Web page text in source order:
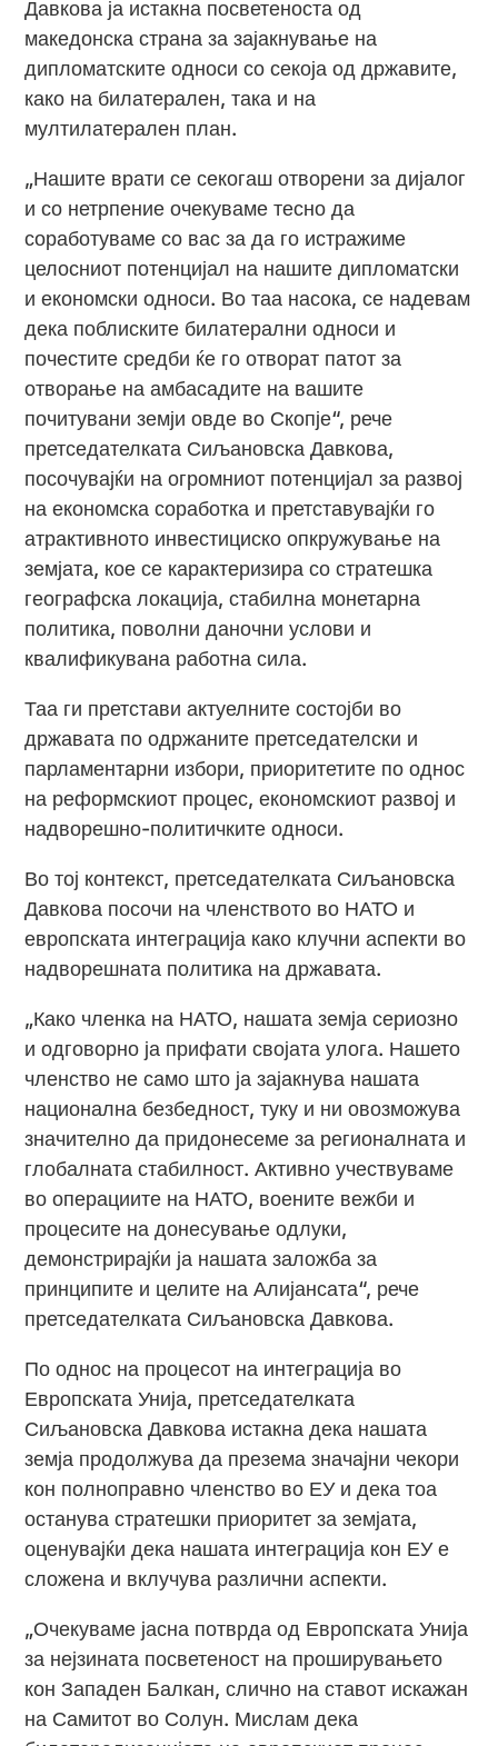
Давкова ја истакна посветеноста од
македонска страна за зајакнување на
дипломатските односи со секоја од државите,
како на билатерален, така и на
мултилатерален план.
„Нашите врати се секогаш отворени за дијалог
и со нетрпение очекуваме тесно да
соработуваме со вас за да го истражиме
целосниот потенцијал на нашите дипломатски
и економски односи. Во таа насока, се надевам
дека поблиските билатерални односи и
почестите средби ќе го отворат патот за
отворање на амбасадите на вашите
почитувани земји овде во Скопје“, рече
претседателката Сиљановска Давкова,
посочувајќи на огромниот потенцијал за развој
на економска соработка и претставувајќи го
атрактивното инвестициско опкружување на
земјата, кое се карактеризира со стратешка
географска локација, стабилна монетарна
политика, поволни даночни услови и
квалификувана работна сила.
Таа ги претстави актуелните состојби во
државата по одржаните претседателски и
парламентарни избори, приоритетите по однос
на реформскиот процес, економскиот развој и
надворешно-политичките односи.
Во тој контекст, претседателката Сиљановска
Давкова посочи на членството во НАТО и
европската интеграција како клучни аспекти во
надворешната политика на државата.
„Како членка на НАТО, нашата земја сериозно
и одговорно ја прифати својата улога. Нашето
членство не само што ја зајакнува нашата
национална безбедност, туку и ни овозможува
значително да придонесеме за регионалната и
глобалната стабилност. Активно учествуваме
во операциите на НАТО, воените вежби и
процесите на донесување одлуки,
демонстрирајќи ја нашата заложба за
принципите и целите на Алијансата“, рече
претседателката Сиљановска Давкова.
По однос на процесот на интеграција во
Европската Унија, претседателката
Сиљановска Давкова истакна дека нашата
земја продолжува да презема значајни чекори
кон полноправно членство во ЕУ и дека тоа
останува стратешки приоритет за земјата,
оценувајќи дека нашата интеграција кон ЕУ е
сложена и вклучува различни аспекти.
„Очекуваме јасна потврда од Европската Унија
за нејзината посветеност на проширувањето
кон Западен Балкан, слично на ставот искажан
на Самитот во Солун. Мислам дека